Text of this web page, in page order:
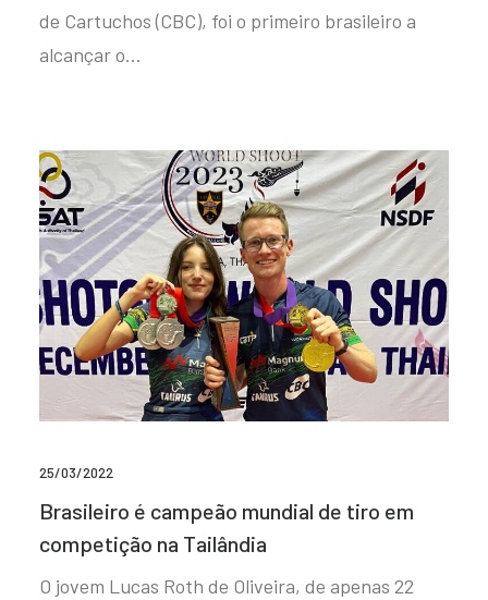
de Cartuchos (CBC), foi o primeiro brasileiro a
alcançar o…
25/03/2022
Brasileiro é campeão mundial de tiro em
competição na Tailândia
O jovem Lucas Roth de Oliveira, de apenas 22